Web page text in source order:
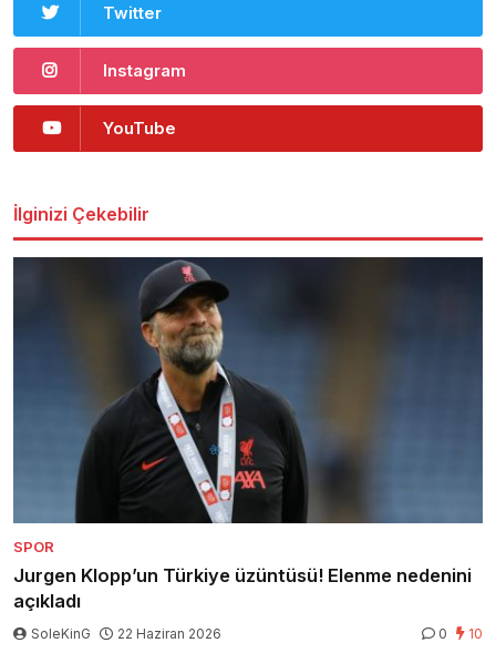
Twitter
Instagram
YouTube
İlginizi Çekebilir
SPOR
Jurgen Klopp’un Türkiye üzüntüsü! Elenme nedenini
açıkladı
SoleKinG 22 Haziran 2026 0 10